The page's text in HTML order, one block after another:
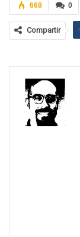
0
668
Compartir